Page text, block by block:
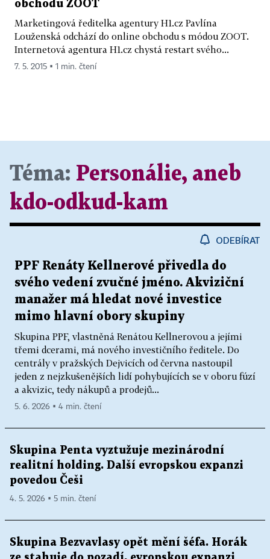
obchodu ZOOT
Marketingová ředitelka agentury H1.cz Pavlína
Louženská odchází do online obchodu s módou ZOOT.
Internetová agentura H1.cz chystá restart svého...
7. 5. 2015 ▪ 1 min. čtení
Téma: Personálie, aneb
kdo-odkud-kam
ODEBÍRAT
PPF Renáty Kellnerové přivedla do
svého vedení zvučné jméno. Akviziční
manažer má hledat nové investice
mimo hlavní obory skupiny
Skupina PPF, vlastněná Renátou Kellnerovou a jejími
třemi dcerami, má nového investičního ředitele. Do
centrály v pražských Dejvicích od června nastoupil
jeden z nejzkušenějších lidí pohybujících se v oboru fúzí
a akvizic, tedy nákupů a prodejů...
5. 6. 2026 ▪ 4 min. čtení
Skupina Penta vyztužuje mezinárodní
realitní holding. Další evropskou expanzi
povedou Češi
4. 5. 2026 ▪ 5 min. čtení
Skupina Bezvavlasy opět mění šéfa. Horák